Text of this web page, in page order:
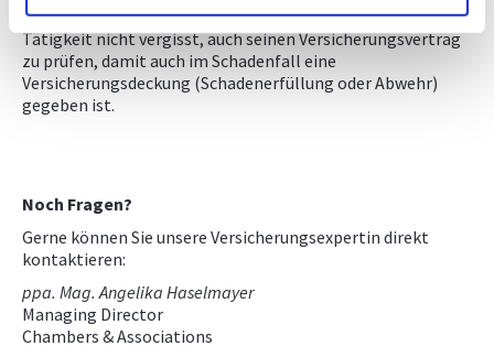
Ganz wichtig ist jedoch, dass man bei Veränderung der
Tätigkeit nicht vergisst, auch seinen Versicherungsvertrag
zu prüfen, damit auch im Schadenfall eine
Versicherungsdeckung (Schadenerfüllung oder Abwehr)
gegeben ist.
Noch Fragen?
Gerne können Sie unsere Versicherungsexpertin direkt
kontaktieren:
ppa. Mag. Angelika Haselmayer
Managing Director
Chambers & Associations